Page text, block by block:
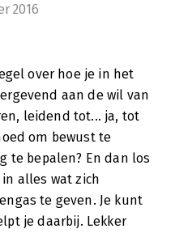
2016
over hoe je in het
aan de wil van
leidend tot... ja, tot
om bewust te
te bepalen? En dan los
alles wat zich
te geven. Je kunt
je daarbij. Lekker